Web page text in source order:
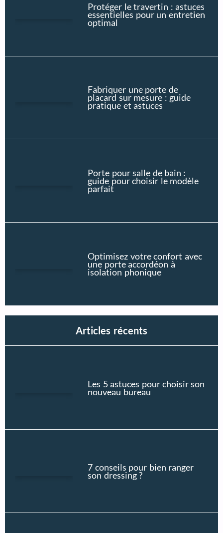
Protéger le travertin : astuces
essentielles pour un entretien
optimal
Fabriquer une porte de
placard sur mesure : guide
pratique et astuces
Porte pour salle de bain :
guide pour choisir le modèle
parfait
Optimisez votre confort avec
une porte accordéon à
isolation phonique
Articles récents
Les 5 astuces pour choisir son
nouveau bureau
7 conseils pour bien ranger
son dressing ?